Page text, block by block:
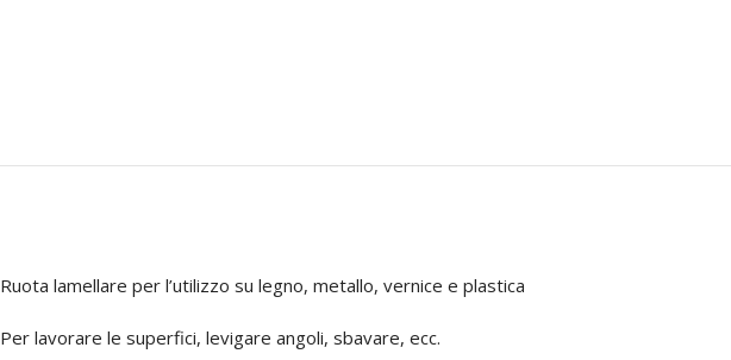
Ruota lamellare per l’utilizzo su legno, metallo, vernice e plastica
Per lavorare le superfici, levigare angoli, sbavare, ecc.